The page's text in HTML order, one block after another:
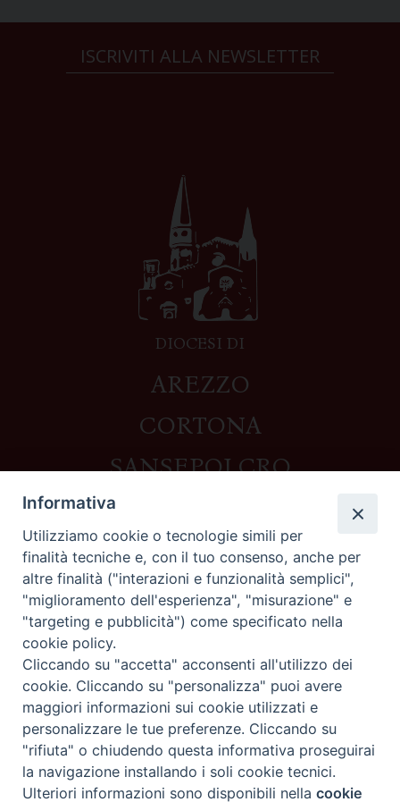
ISCRIVITI ALLA NEWSLETTER
DIOCESI DI
AREZZO
CORTONA
SANSEPOLCRO
Contatti
Piazza del Duomo,1 - 52100 Arezzo
segreteria@diocesi.arezzo.it
Informativa privacy
Seguici su
Preferenze Cookie
Informativa
Utilizziamo cookie o tecnologie simili per
finalità tecniche e, con il tuo consenso, anche per
altre finalità ("interazioni e funzionalità semplici",
"miglioramento dell'esperienza", "misurazione" e
"targeting e pubblicità") come specificato nella
cookie policy.
Cliccando su "accetta" acconsenti all'utilizzo dei
cookie. Cliccando su "personalizza" puoi avere
maggiori informazioni sui cookie utilizzati e
personalizzare le tue preferenze. Cliccando su
"rifiuta" o chiudendo questa informativa proseguirai
la navigazione installando i soli cookie tecnici.
Ulteriori informazioni sono disponibili nellacookie